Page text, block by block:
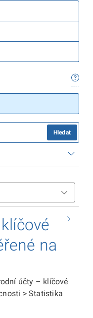
Hledat
na
účty – klíčové
> Statistika